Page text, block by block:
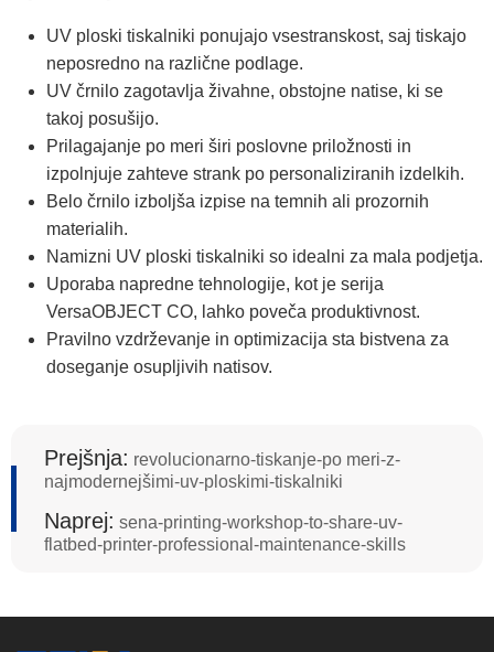
UV ploski tiskalniki ponujajo vsestranskost, saj tiskajo
neposredno na različne podlage.
UV črnilo zagotavlja živahne, obstojne natise, ki se
takoj posušijo.
Prilagajanje po meri širi poslovne priložnosti in
izpolnjuje zahteve strank po personaliziranih izdelkih.
Belo črnilo izboljša izpise na temnih ali prozornih
materialih.
Namizni UV ploski tiskalniki so idealni za mala podjetja.
Uporaba napredne tehnologije, kot je serija
VersaOBJECT CO, lahko poveča produktivnost.
Pravilno vzdrževanje in optimizacija sta bistvena za
doseganje osupljivih natisov.
Prejšnja: revolucionarno-tiskanje-po meri-z-
najmodernejšimi-uv-ploskimi-tiskalniki
Naprej: sena-printing-workshop-to-share-uv-
flatbed-printer-professional-maintenance-skills